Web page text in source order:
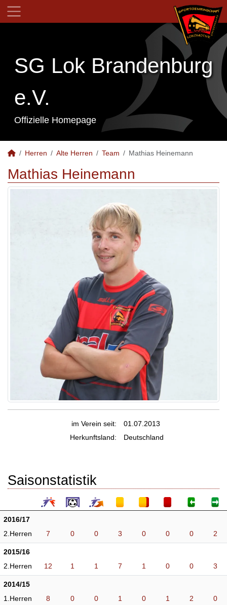
SG Lok Brandenburg
e.V.
Offizielle Homepage
Herren Alte Herren Team Mathias Heinemann
Mathias Heinemann
im Verein seit:
01.07.2013
Herkunftsland:
Deutschland
Saisonstatistik
2016/17
2.Herren
7 0 0 3 0 0 0 2
2015/16
2.Herren
12 1 1 7 1 0 0 3
2014/15
1.Herren
8 0 0 1 0 1 2 0